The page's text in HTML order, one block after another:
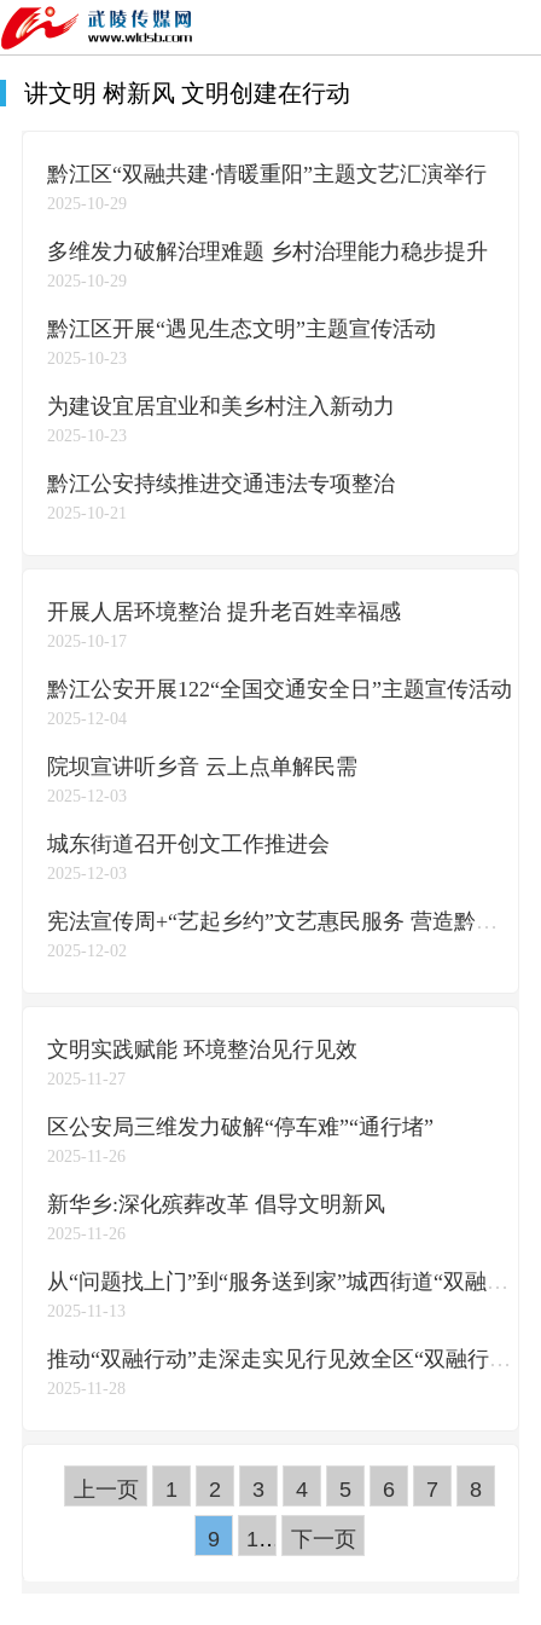
讲文明 树新风 文明创建在行动
黔江区“双融共建·情暖重阳”主题文艺汇演举行
2025-10-29
多维发力破解治理难题 乡村治理能力稳步提升
2025-10-29
黔江区开展“遇见生态文明”主题宣传活动
2025-10-23
为建设宜居宜业和美乡村注入新动力
2025-10-23
黔江公安持续推进交通违法专项整治
2025-10-21
开展人居环境整治 提升老百姓幸福感
2025-10-17
黔江公安开展122“全国交通安全日”主题宣传活动
2025-12-04
院坝宣讲听乡音 云上点单解民需
2025-12-03
城东街道召开创文工作推进会
2025-12-03
宪法宣传周+“艺起乡约”文艺惠民服务 营造黔江文明、和谐、法治社会氛围
2025-12-02
文明实践赋能 环境整治见行见效
2025-11-27
区公安局三维发力破解“停车难”“通行堵”
2025-11-26
新华乡:深化殡葬改革 倡导文明新风
2025-11-26
从“问题找上门”到“服务送到家”城西街道“双融行动”推动干群关系深度融合
2025-11-13
推动“双融行动”走深走实见行见效全区“双融行动”工作推进会召开
2025-11-28
上一页 1 2 3 4 5 6 7 8
9 10 下一页